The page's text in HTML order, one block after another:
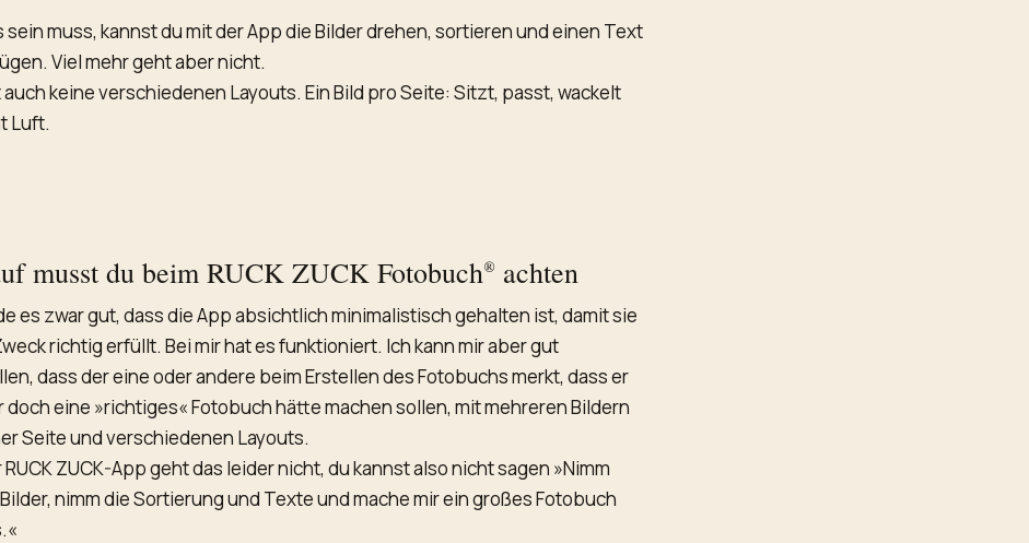
sein muss, kannst du mit der App die Bilder drehen, sortieren und einen Text
Viel mehr geht aber nicht.
auch keine verschiedenen Layouts. Ein Bild pro Seite: Sitzt, passt, wackelt
Luft.
musst du beim RUCK ZUCK Fotobuch® achten
es zwar gut, dass die App absichtlich minimalistisch gehalten ist, damit sie
richtig erfüllt. Bei mir hat es funktioniert. Ich kann mir aber gut
dass der eine oder andere beim Erstellen des Fotobuchs merkt, dass er
doch eine »richtiges« Fotobuch hätte machen sollen, mit mehreren Bildern
Seite und verschiedenen Layouts.
ZUCK-App geht das leider nicht, du kannst also nicht sagen »Nimm
nimm die Sortierung und Texte und mache mir ein großes Fotobuch